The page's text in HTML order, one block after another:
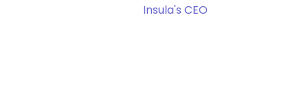
Insula's CEO